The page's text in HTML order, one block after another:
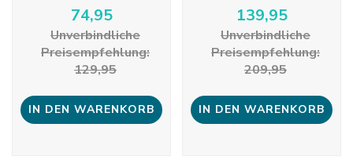
74,95
Unverbindliche
Preisempfehlung:
129,95
IN DEN WARENKORB
139,95
Unverbindliche
Preisempfehlung:
209,95
IN DEN WARENKORB